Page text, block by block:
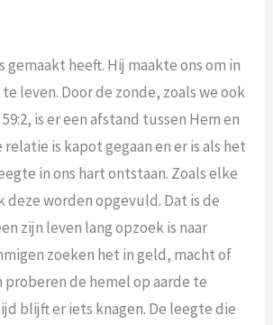
gemaakt heeft. Hij maakte ons om in
leven. Door de zonde, zoals we ook
is er een afstand tussen Hem en
relatie is kapot gegaan en er is als het
in ons hart ontstaan. Zoals elke
deze worden opgevuld. Dat is de
zijn leven lang opzoek is naar
zoeken het in geld, macht of
proberen de hemel op aarde te
blijft er iets knagen. De leegte die